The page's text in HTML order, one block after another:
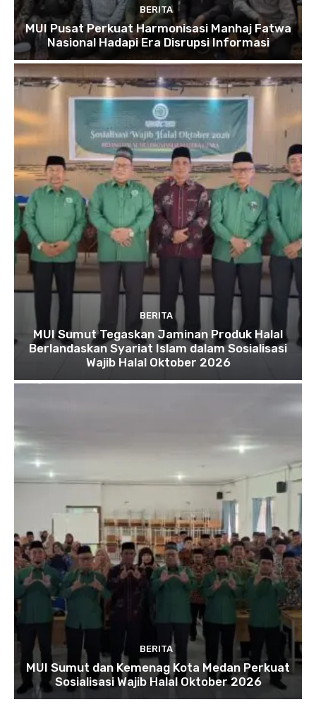
BERITA
MUI Pusat Perkuat Harmonisasi Manhaj Fatwa
Nasional Hadapi Era Disrupsi Informasi
BERITA
MUI Sumut Tegaskan Jaminan Produk Halal
Berlandaskan Syariat Islam dalam Sosialisasi
Wajib Halal Oktober 2026
BERITA
MUI Sumut dan Kemenag Kota Medan Perkuat
Sosialisasi Wajib Halal Oktober 2026